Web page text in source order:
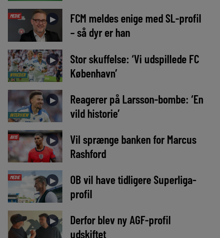
MEDIE ►
FCM meldes enige med SL-profil
– så dyr er han
NYHEDER
►
Stor skuffelse: ‘Vi udspillede FC
København’
INTERVIEW
►
Reagerer på Larsson-bombe: ‘En
vild historie’
AVIS ►
Vil sprænge banken for Marcus
Rashford
MEDIE ►
OB vil have tidligere Superliga-
profil
►
Derfor blev ny AGF-profil
udskiftet